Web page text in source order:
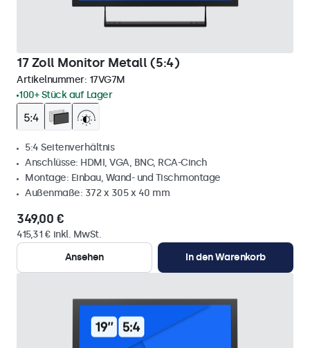
17 Zoll Monitor Metall (5:4)
Artikelnummer: 17VG7M
100+ Stück auf Lager
5:4 Seitenverhältnis
Anschlüsse: HDMI, VGA, BNC, RCA-Cinch
Montage: Einbau, Wand- und Tischmontage
Außenmaße: 372 x 305 x 40 mm
349,00 €
415,31 € inkl. MwSt.
Ansehen
In den Warenkorb